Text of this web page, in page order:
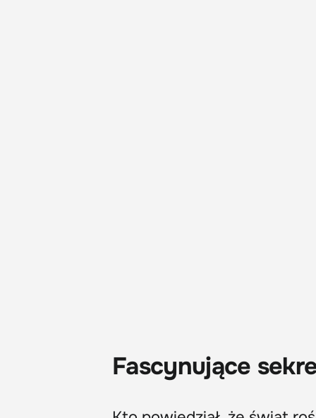
Fascynujące